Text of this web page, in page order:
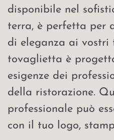
disponibile nel
terra, è perfetta per
di eleganza ai vostri
tovaglietta è
esigenze dei
della ristorazione.
professionale può
con il tuo logo,